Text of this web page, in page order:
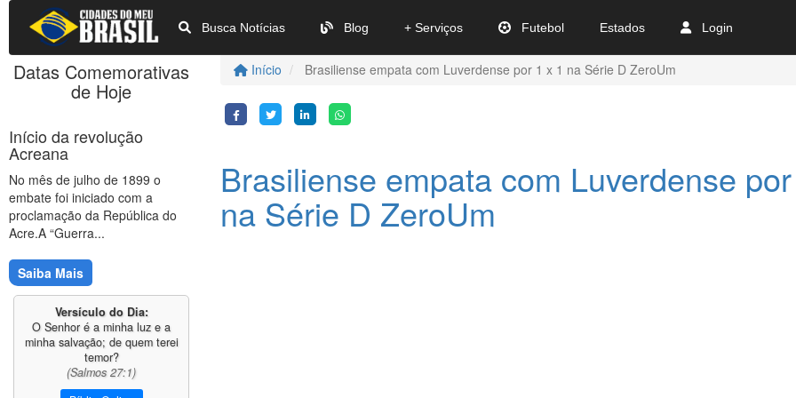
Busca Notícias Blog + Serviços Futebol Estados Login
Início Brasiliense empata com Luverdense por 1 x 1 na Série D ZeroUm
Brasiliense empata com Luverdense
na Série D ZeroUm
Datas Comemorativas
de Hoje
Início da revolução
Acreana
No mês de julho de 1899 o
embate foi iniciado com a
proclamação da República do
Acre.A “Guerra...
Saiba Mais
Versículo do Dia:
O Senhor é a minha luz e a
minha salvação; de quem terei
temor?
(Salmos 27:1)